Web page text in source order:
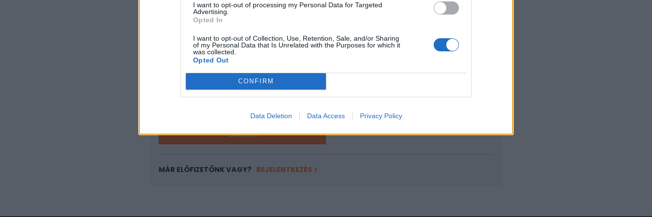
I want to opt-out of processing my Personal Data for Targeted
Advertising.
Opted In
I want to opt-out of Collection, Use, Retention, Sale, and/or Sharing
of my Personal Data that Is Unrelated with the Purposes for which it
was collected.
Opted Out
CONFIRM
Data Deletion Data Access Privacy Policy
KEDVES OLVASÓNK!
A keresett cikk a portfolio.hu hírarchívumához tartozik, melynek olvasása előfizetéses
regisztrációhoz kötött.
Az előfizetés a következőket tartalmazza:
Portfolio.hu teljes cikkarchívum
Kötéslisták: BÉT elmúlt 2 év napon belüli
Előfizetés
MÁR ELŐFIZETŐNK VAGY? BEJELENTKEZÉS